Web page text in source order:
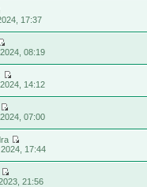
17:37
08:19
14:12
07:00
17:44
21:56